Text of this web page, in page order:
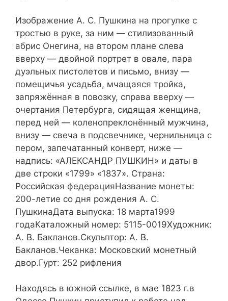
Изображение А. С. Пушкина на прогулке с
тростью в руке, за ним — стилизованный
абрис Онегина, на втором плане слева
вверху — двойной портрет в овале, пара
дуэльных пистолетов и письмо, внизу —
помещичья усадьба, мчащаяся тройка,
запряжённая в повозку, справа вверху —
очертания Петербурга, сидящая женщина,
перед ней — коленопреклонённый мужчина,
внизу — свеча в подсвечнике, чернильница с
пером, запечатанный конверт, ниже —
надпись: «АЛЕКСАНДР ПУШКИН» и даты в
две строки «1799» «1837». Страна:
Российская федерацияНазвание монеты:
200-летие со дня рождения А. С.
ПушкинаДата выпуска: 18 марта1999
годаКаталожный номер: 5115-0019Художник:
А. В. Бакланов.Скульптор: А. В.
Бакланов.Чеканка: Московский монетный
двор.Гурт: 252 рифления
Находясь в южной ссылке, в мае 1823 г.в